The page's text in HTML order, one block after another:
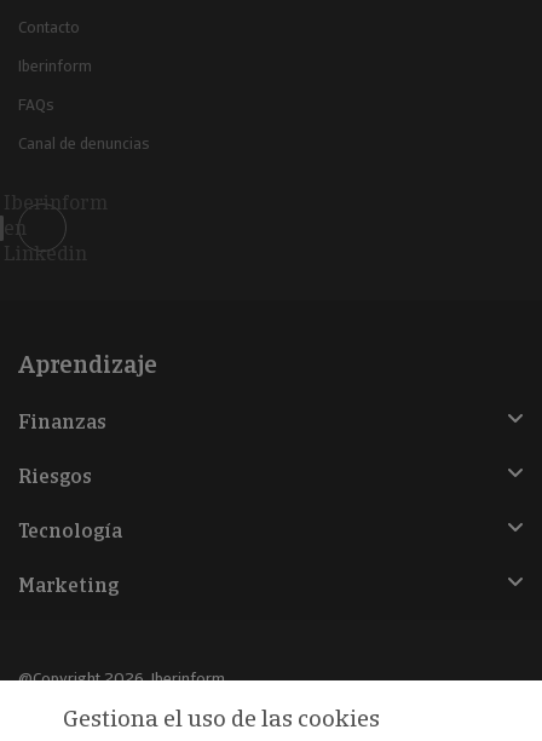
Contacto
Iberinform
FAQs
Canal de denuncias
Iberinform
en
Linkedin
Aprendizaje
Finanzas
Riesgos
Tecnología
Marketing
@Copyright 2026, Iberinform
Gestiona el uso de las cookies